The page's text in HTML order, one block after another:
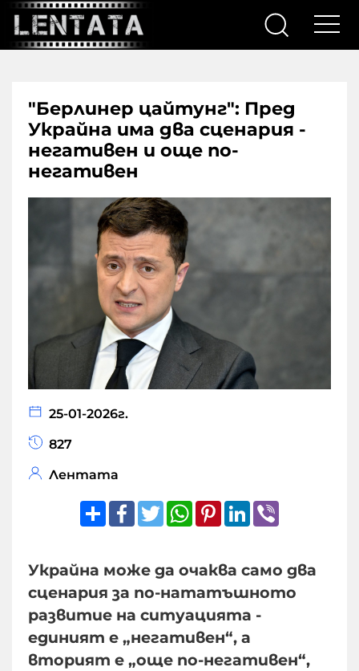
"Берлинер цайтунг": Пред
Украйна има два сценария -
негативен и още по-
негативен
25-01-2026г.
827
Лентата
ShareFacebook
TwitterWhatsApp
Pinterest
LinkedIn
Украйна може да очаква само два
сценария за по-нататъшното
развитие на ситуацията -
единият е „негативен“, а
вторият е „още по-негативен“,